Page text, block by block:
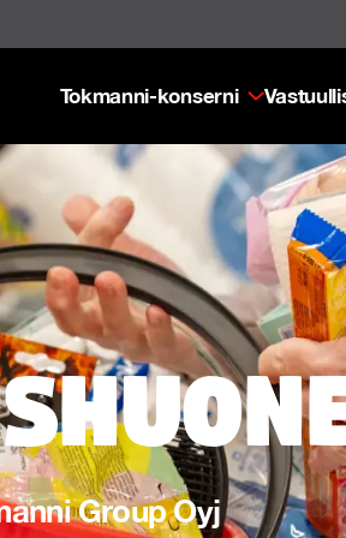
Tokmanni-konserni
Group Oyj